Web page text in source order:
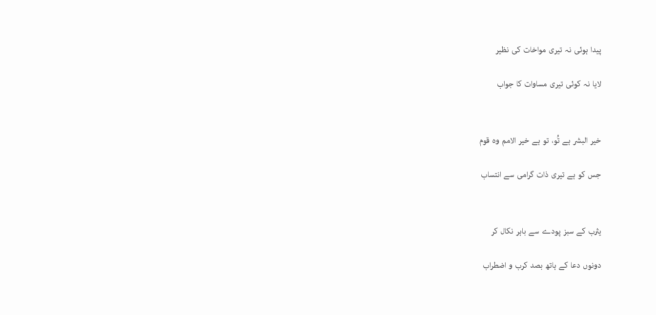
پیدا ہوئی نہ تیری مواخات کی نظیر
لایا نہ کوئی تیری مساوات کا جواب
خیر البشر ہے تُو، تو ہے خیر الامم وہ قوم
جس کو ہے تیری ذات گرامی سے انتساب
یثرب کے سبز پودے سے باہر نکال کر
دونوں دعا کے ہاتھ بصد کرب و اضطراب